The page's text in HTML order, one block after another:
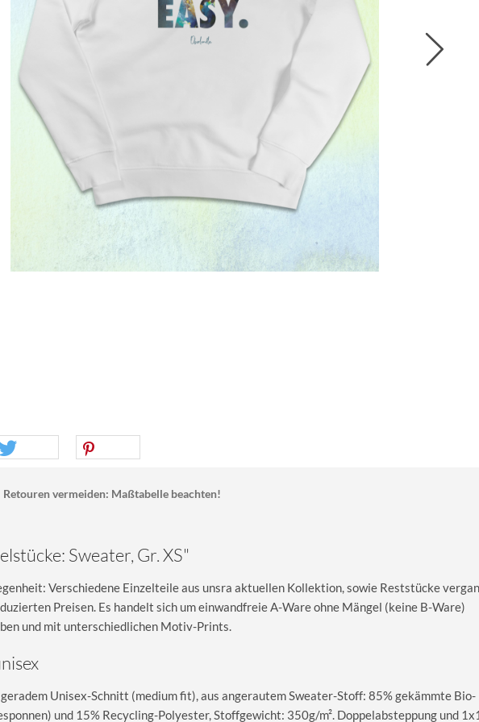
Retouren vermeiden: Maßtabelle beachten!
Sweater, Gr. XS"
Verschiedene Einzelteile aus unsra aktuellen Kollektion, sowie Reststücke
Preisen. Es handelt sich um einwandfreie A-Ware ohne Mängel (keine B-Ware)
und mit unterschiedlichen Motiv-Prints.
Unisex-Schnitt (medium fit), aus angerautem Sweater-Stoff: 85% gekämmte Bio-
und 15% Recycling-Polyester, Stoffgewicht: 350g/m². Doppelabsteppung und